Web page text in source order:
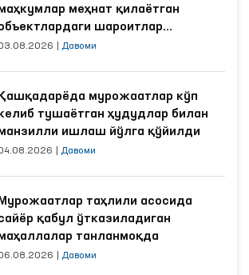
меҳнат қилаётган
шароитлар
Давоми
Қашқадарёда мурожаатлар кўп
тушаётган ҳудудлар билан
ишлаш йўлга қўйилди
Давоми
Мурожаатлар таҳлили асосида
қабул ўтказиладиган
танланмоқда
Давоми